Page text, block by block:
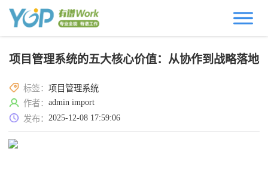
项目管理系统的五大核心价值：从协作到战略落地
标签：项目管理系统
作者：admin import
发布：2025-12-08 17:59:06